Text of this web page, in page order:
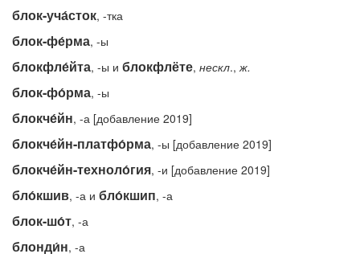
блок-уча́сток, -тка
блок-фе́рма, -ы
блокфле́йта, -ы и блокфлёте, нескл.,ж.
блок-фо́рма, -ы
блокче́йн, -а [добавление 2019]
блокче́йн-платфо́рма, -ы [добавление 2019]
блокче́йн-техноло́гия, -и [добавление 2019]
бло́кшив, -а и бло́кшип, -а
блок-шо́т, -а
блонди́н, -а